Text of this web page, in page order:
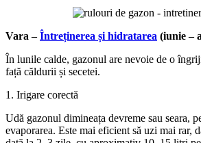
Vara –Întreținerea și hidratarea (iunie –
În lunile calde, gazonul are nevoie de o
față căldurii și secetei.
1. Irigare corectă
Udă gazonul dimineața devreme sau seara,
evaporarea. Este mai eficient să uzi mai rar,